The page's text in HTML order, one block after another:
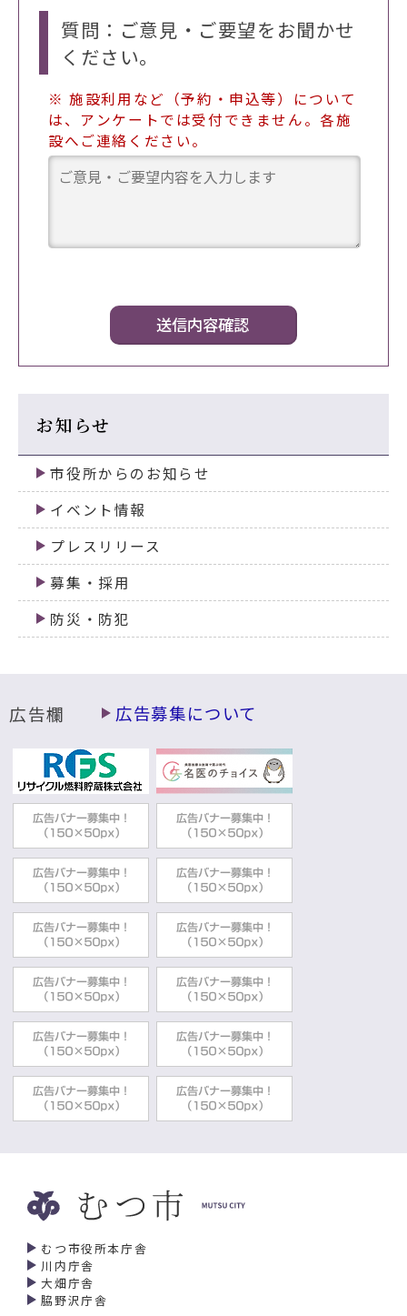
質問：ご意見・ご要望をお聞かせ
ください。
※ 施設利用など（予約・申込等）について
は、アンケートでは受付できません。各施
設へご連絡ください。
お知らせ
市役所からのお知らせ
イベント情報
プレスリリース
募集・採用
防災・防犯
広告欄 広告募集について
むつ市役所本庁舎
川内庁舎
大畑庁舎
脇野沢庁舎